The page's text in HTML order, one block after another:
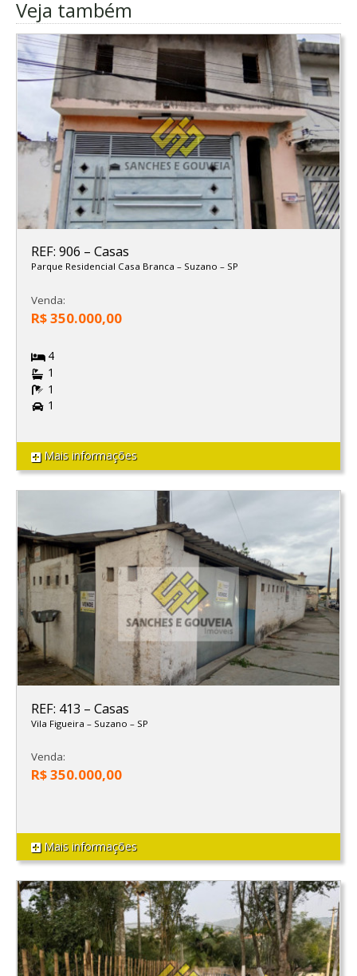
Veja também
REF: 906 – Casas
Parque Residencial Casa Branca – Suzano – SP
Venda:
R$ 350.000,00
4
1
1
1
Mais informações
REF: 413 – Casas
Vila Figueira – Suzano – SP
Venda:
R$ 350.000,00
Mais informações